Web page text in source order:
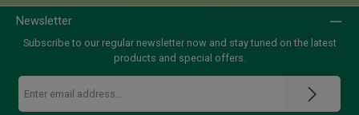
Newsletter
Subscribe to our regular newsletter now and stay tuned on the latest
products and special offers.
Email
address
*